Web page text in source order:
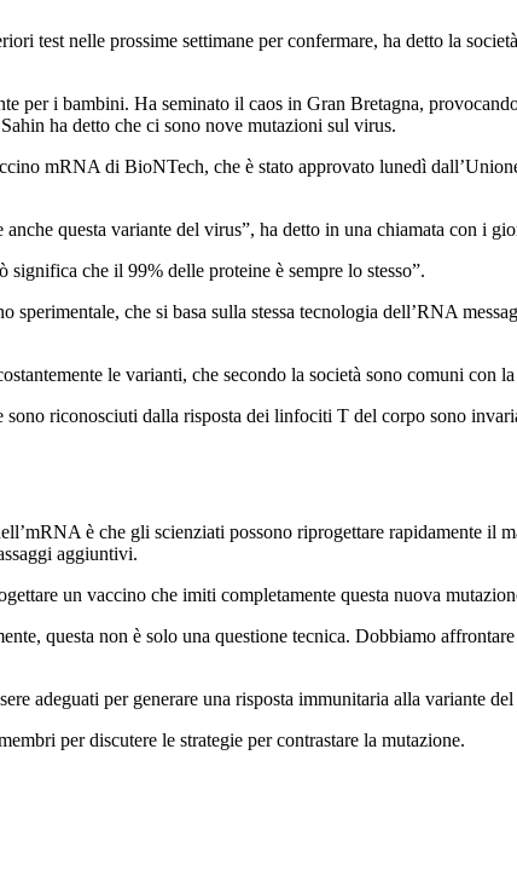
test nelle prossime settimane per confermare, ha detto la
per i bambini. Ha seminato il caos in Gran Bretagna,
ha detto che ci sono nove mutazioni sul virus.
mRNA di BioNTech, che è stato approvato lunedì
questa variante del virus”, ha detto in una chiamata con i
che il 99% delle proteine ​​è sempre lo stesso”.
che si basa sulla stessa tecnologia dell’RNA
le varianti, che secondo la società sono comuni con
riconosciuti dalla risposta dei linfociti T del corpo sono
è che gli scienziati possono riprogettare rapidamente il
aggiuntivi.
un vaccino che imiti completamente questa nuova
questa non è solo una questione tecnica. Dobbiamo
adeguati per generare una risposta immunitaria alla variante
per discutere le strategie per contrastare la mutazione.